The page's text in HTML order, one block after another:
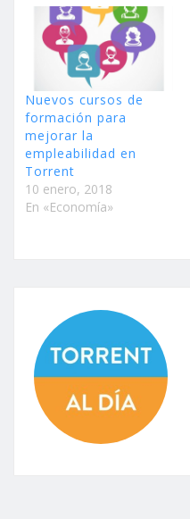
Nuevos cursos de
formación para
mejorar la
empleabilidad en
Torrent
10 enero, 2018
En «Economía»